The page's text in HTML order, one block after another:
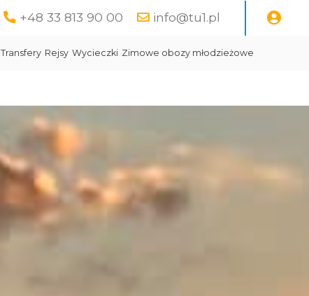
+48 33 813 90 00 info@tu1.pl
Transfery Rejsy Wycieczki Zimowe obozy młodzieżowe